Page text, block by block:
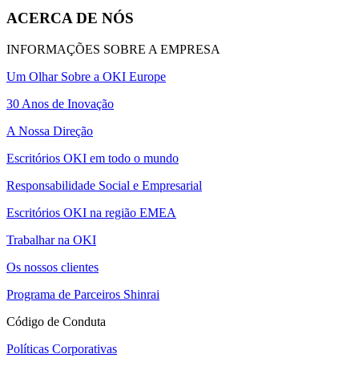
ACERCA DE NÓS
INFORMAÇÕES SOBRE A EMPRESA
Um Olhar Sobre a OKI Europe
30 Anos de Inovação
A Nossa Direção
Escritórios OKI em todo o mundo
Responsabilidade Social e Empresarial
Escritórios OKI na região EMEA
Trabalhar na OKI
Os nossos clientes
Programa de Parceiros Shinrai
Código de Conduta
Políticas Corporativas